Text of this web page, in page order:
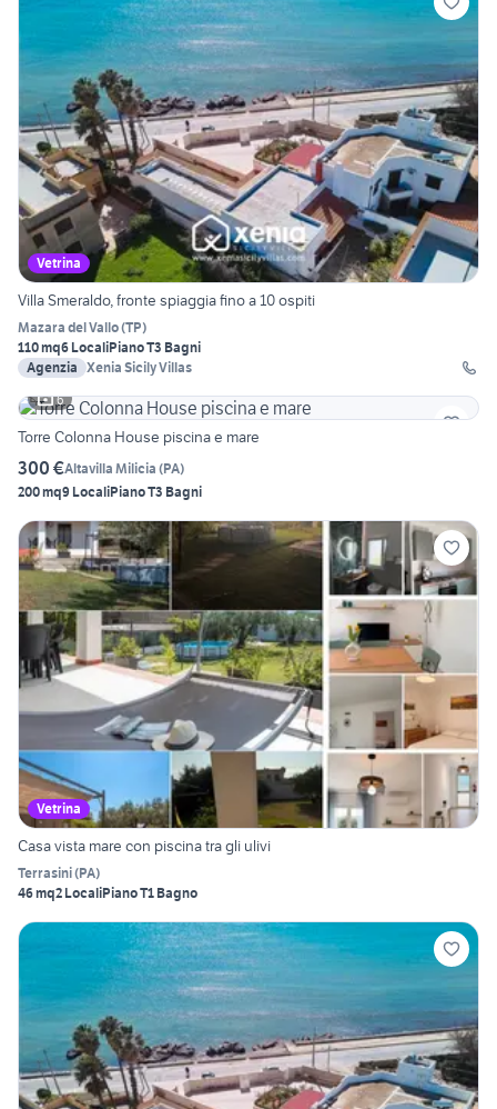
Vetrina
Villa Smeraldo, fronte spiaggia fino a 10 ospiti
Mazara del Vallo(TP)
110 mq6 LocaliPiano T3 Bagni
Agenzia Xenia Sicily Villas
6
Torre Colonna House piscina e mare
300 €Altavilla Milicia (PA)
200 mq9 LocaliPiano T3 Bagni
Vetrina
Casa vista mare con piscina tra gli ulivi
Terrasini(PA)
46 mq2 LocaliPiano T1 Bagno